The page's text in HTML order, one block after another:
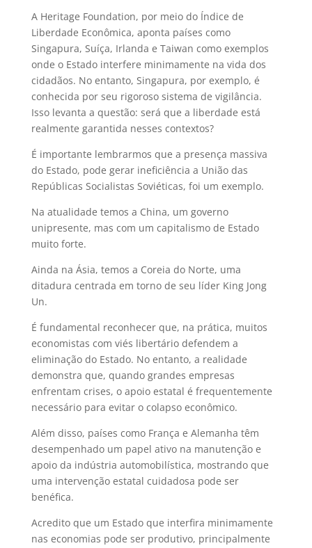
A Heritage Foundation, por meio do Índice de
Liberdade Econômica, aponta países como
Singapura, Suíça, Irlanda e Taiwan como exemplos
onde o Estado interfere minimamente na vida dos
cidadãos. No entanto, Singapura, por exemplo, é
conhecida por seu rigoroso sistema de vigilância.
Isso levanta a questão: será que a liberdade está
realmente garantida nesses contextos?
É importante lembrarmos que a presença massiva
do Estado, pode gerar ineficiência a União das
Repúblicas Socialistas Soviéticas, foi um exemplo.
Na atualidade temos a China, um governo
unipresente, mas com um capitalismo de Estado
muito forte.
Ainda na Ásia, temos a Coreia do Norte, uma
ditadura centrada em torno de seu líder King Jong
Un.
É fundamental reconhecer que, na prática, muitos
economistas com viés libertário defendem a
eliminação do Estado. No entanto, a realidade
demonstra que, quando grandes empresas
enfrentam crises, o apoio estatal é frequentemente
necessário para evitar o colapso econômico.
Além disso, países como França e Alemanha têm
desempenhado um papel ativo na manutenção e
apoio da indústria automobilística, mostrando que
uma intervenção estatal cuidadosa pode ser
benéfica.
Acredito que um Estado que interfira minimamente
nas economias pode ser produtivo, principalmente